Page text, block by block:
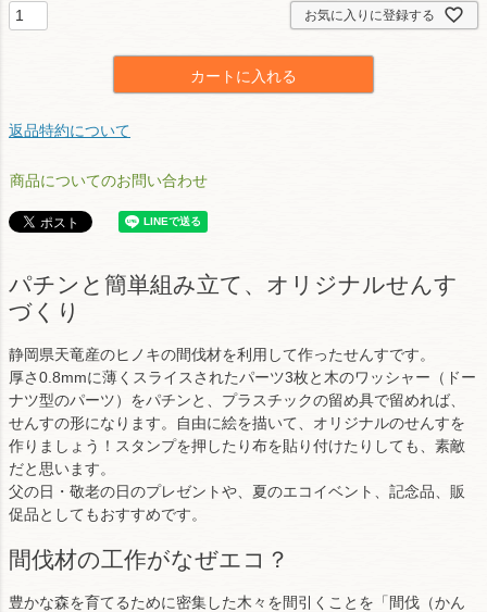
お気に入りに登録する
カートに入れる
返品特約について
商品についてのお問い合わせ
パチンと簡単組み立て、オリジナルせんす
づくり
静岡県天竜産のヒノキの間伐材を利用して作ったせんすです。
厚さ0.8mmに薄くスライスされたパーツ3枚と木のワッシャー（ドー
ナツ型のパーツ）をパチンと、プラスチックの留め具で留めれば、
せんすの形になります。自由に絵を描いて、オリジナルのせんすを
作りましょう！スタンプを押したり布を貼り付けたりしても、素敵
だと思います。
父の日・敬老の日のプレゼントや、夏のエコイベント、記念品、販
促品としてもおすすめです。
間伐材の工作がなぜエコ？
豊かな森を育てるために密集した木々を間引くことを「間伐（かん